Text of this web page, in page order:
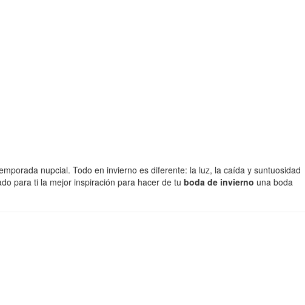
nupcial. Todo en invierno es diferente: la luz, la caída y suntuosidad
para ti la mejor inspiración para hacer de tu boda de invierno una boda